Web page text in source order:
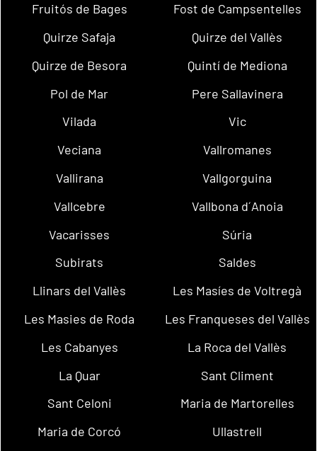
Fruitós de Bages
Fost de Campsentelles
Quirze Safaja
Quirze del Vallès
Quirze de Besora
Quintí de Mediona
Pol de Mar
Pere Sallavinera
Vilada
Vic
Veciana
Vallromanes
Vallirana
Vallgorguina
Vallcebre
Vallbona d´Anoia
Vacarisses
Súria
Subirats
Saldes
Llinars del Vallès
Les Masíes de Voltregà
Les Masies de Roda
Les Franqueses del Vallès
Les Cabanyes
La Roca del Vallès
La Quar
Sant Climent
Sant Celoni
Maria de Martorelles
Maria de Corcó
Ullastrell